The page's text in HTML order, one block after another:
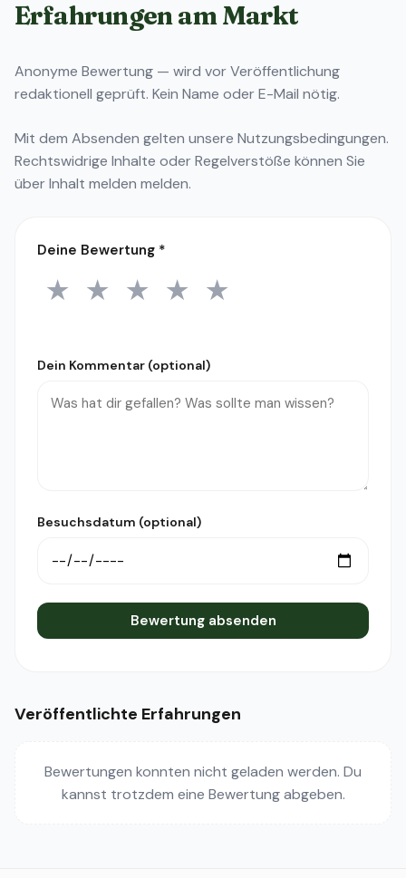
Erfahrungen am Markt
Anonyme Bewertung — wird vor Veröffentlichung
redaktionell geprüft. Kein Name oder E-Mail nötig.
Mit dem Absenden gelten unsere Nutzungsbedingungen.
Rechtswidrige Inhalte oder Regelverstöße können Sie
überInhalt melden melden.
Deine Bewertung *
1 Stern
★ 2 Sterne
★ 3 Sterne
★ 4 Sterne
★ 5 Sterne
★
Dein Kommentar (optional)
Besuchsdatum (optional)
Bewertung absenden
Veröffentlichte Erfahrungen
Bewertungen konnten nicht geladen werden. Du
kannst trotzdem eine Bewertung abgeben.